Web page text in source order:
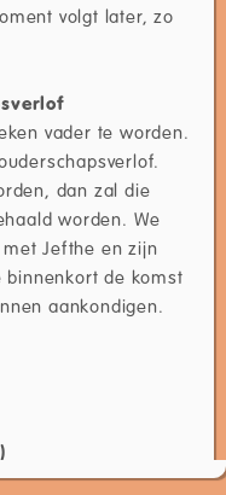
volgt later, zo
vader te worden.
dan zal die
worden. We
Jefthe en zijn
de komst
aankondigen.